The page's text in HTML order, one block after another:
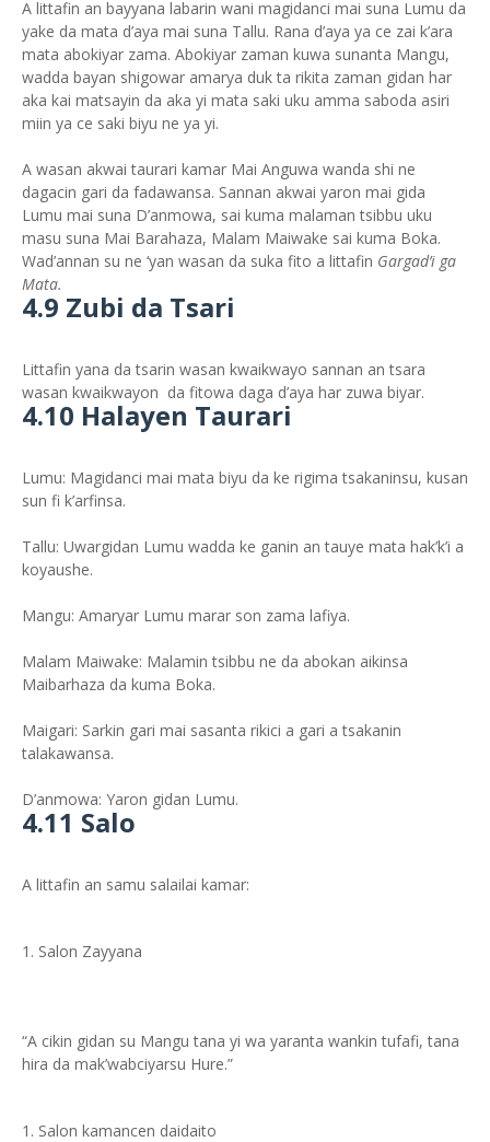
A littafin an bayyana labarin wani magidanci mai suna Lumu da
yake da mata d’aya mai suna Tallu. Rana d’aya ya ce zai k’ara
mata abokiyar zama. Abokiyar zaman kuwa sunanta Mangu,
wadda bayan shigowar amarya duk ta rikita zaman gidan har
aka kai matsayin da aka yi mata saki uku amma saboda asiri
miin ya ce saki biyu ne ya yi.
A wasan akwai taurari kamar Mai Anguwa wanda shi ne
dagacin gari da fadawansa. Sannan akwai yaron mai gida
Lumu mai suna D’anmowa, sai kuma malaman tsibbu uku
masu suna Mai Barahaza, Malam Maiwake sai kuma Boka.
Wad’annan su ne ‘yan wasan da suka fito a littafin Gargad’i ga
Mata.
4.9 Zubi da Tsari
Littafin yana da tsarin wasan kwaikwayo sannan an tsara
wasan kwaikwayon da fitowa daga d’aya har zuwa biyar.
4.10 Halayen Taurari
Lumu: Magidanci mai mata biyu da ke rigima tsakaninsu, kusan
sun fi k’arfinsa.
Tallu: Uwargidan Lumu wadda ke ganin an tauye mata hak’k’i a
koyaushe.
Mangu: Amaryar Lumu marar son zama lafiya.
Malam Maiwake: Malamin tsibbu ne da abokan aikinsa
Maibarhaza da kuma Boka.
Maigari: Sarkin gari mai sasanta rikici a gari a tsakanin
talakawansa.
D’anmowa: Yaron gidan Lumu.
4.11 Salo
A littafin an samu salailai kamar:
Salon Zayyana
“A cikin gidan su Mangu tana yi wa yaranta wankin tufafi, tana
hira da mak’wabciyarsu Hure.”
Salon kamancen daidaito